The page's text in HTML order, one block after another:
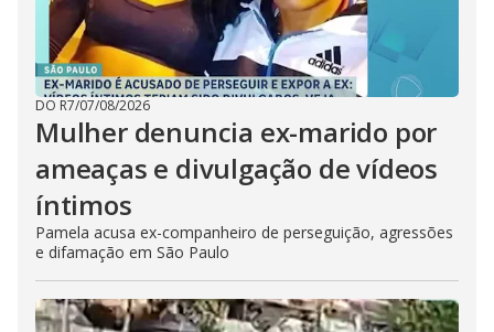
DO R7/07/08/2026
Mulher denuncia ex-marido por
ameaças e divulgação de vídeos
íntimos
Pamela acusa ex-companheiro de perseguição, agressões
e difamação em São Paulo